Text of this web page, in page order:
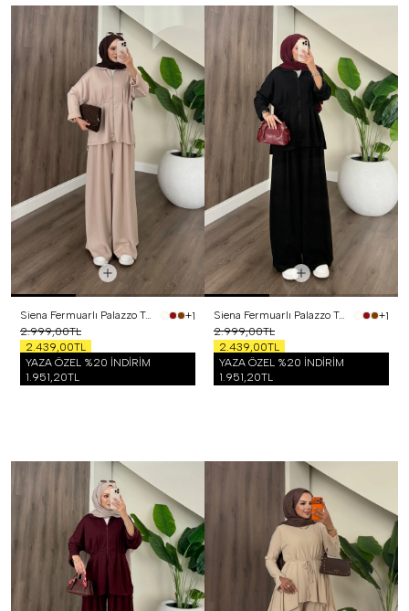
Siena Fermuarlı Palazzo Takım Bej
+1
2.999,00TL
2.439,00TL
YAZA ÖZEL %20 İNDİRİM
1.951,20TL
Siena Fermuarlı Palazzo Takım Siyah
+1
2.999,00TL
2.439,00TL
YAZA ÖZEL %20 İNDİRİM
1.951,20TL